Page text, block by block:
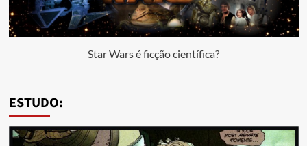
Star Wars é ficção científica?
ESTUDO: